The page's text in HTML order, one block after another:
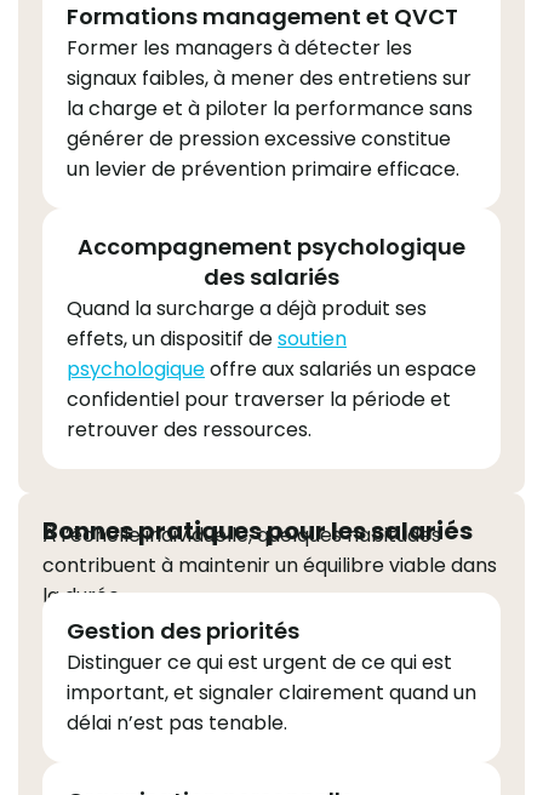
Formations management et QVCT
Former les managers à détecter les
signaux faibles, à mener des entretiens sur
la charge et à piloter la performance sans
générer de pression excessive constitue
un levier de prévention primaire efficace.
Accompagnement psychologique
des salariés
Quand la surcharge a déjà produit ses
effets, un dispositif desoutien
psychologiqueoffre aux salariés un espace
confidentiel pour traverser la période et
retrouver des ressources.
Bonnes pratiques pour les salariés
À l’échelle individuelle, quelques habitudes
contribuent à maintenir un équilibre viable dans
la durée
Gestion des priorités
Distinguer ce qui est urgent de ce qui est
important, et signaler clairement quand un
délai n’est pas tenable.